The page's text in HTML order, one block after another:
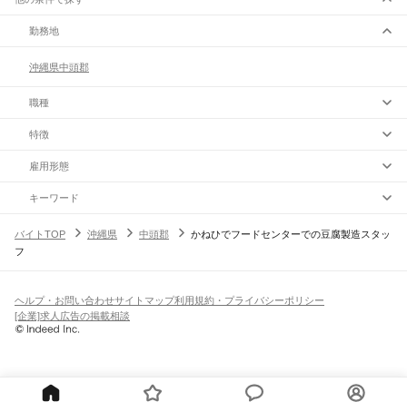
勤務地
沖縄県中頭郡
職種
特徴
雇用形態
キーワード
バイトTOP 沖縄県 中頭郡
かねひでフードセンターでの豆腐製造スタッ
フ
ヘルプ・お問い合わせサイトマップ利用規約・プライバシーポリシー
[企業]求人広告の掲載相談